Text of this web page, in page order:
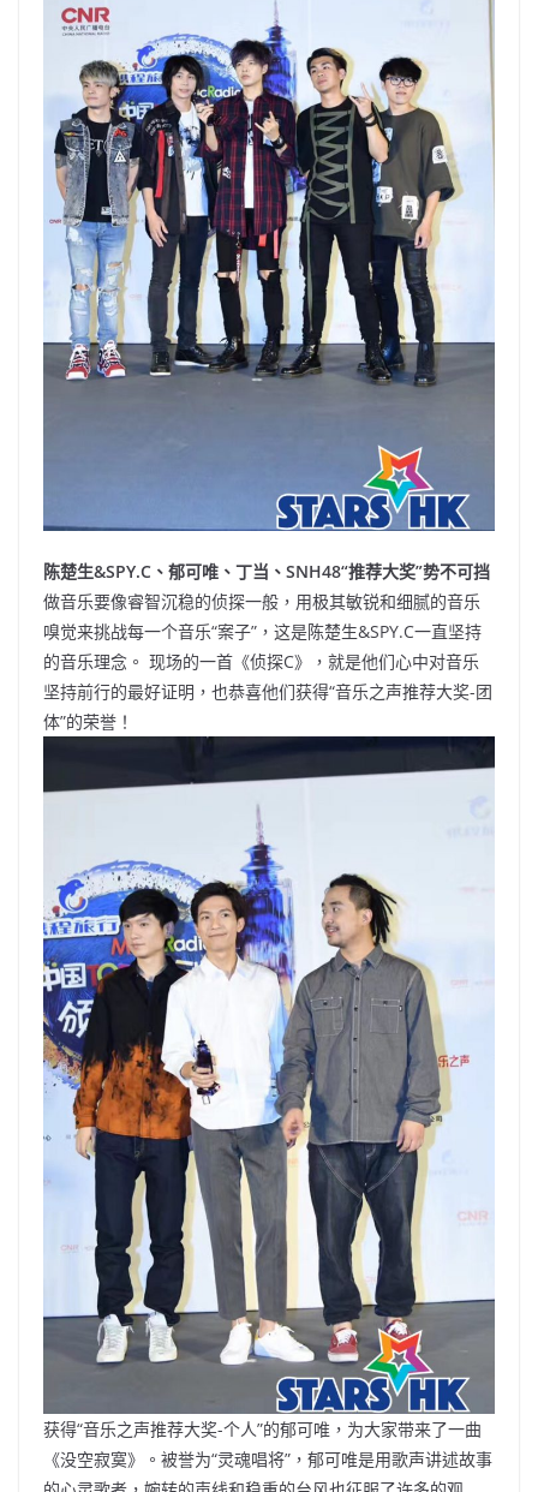
陈楚生&SPY.C、郁可唯、丁当、SNH48“推荐大奖”势不可挡
做音乐要像睿智沉稳的侦探一般，用极其敏锐和细腻的音乐
嗅觉来挑战每一个音乐“案子”，这是陈楚生&SPY.C一直坚持
的音乐理念。 现场的一首《侦探C》，就是他们心中对音乐
坚持前行的最好证明，也恭喜他们获得“音乐之声推荐大奖-团
体”的荣誉！
获得“音乐之声推荐大奖-个人”的郁可唯，为大家带来了一曲
《没空寂寞》。被誉为“灵魂唱将”，郁可唯是用歌声讲述故事